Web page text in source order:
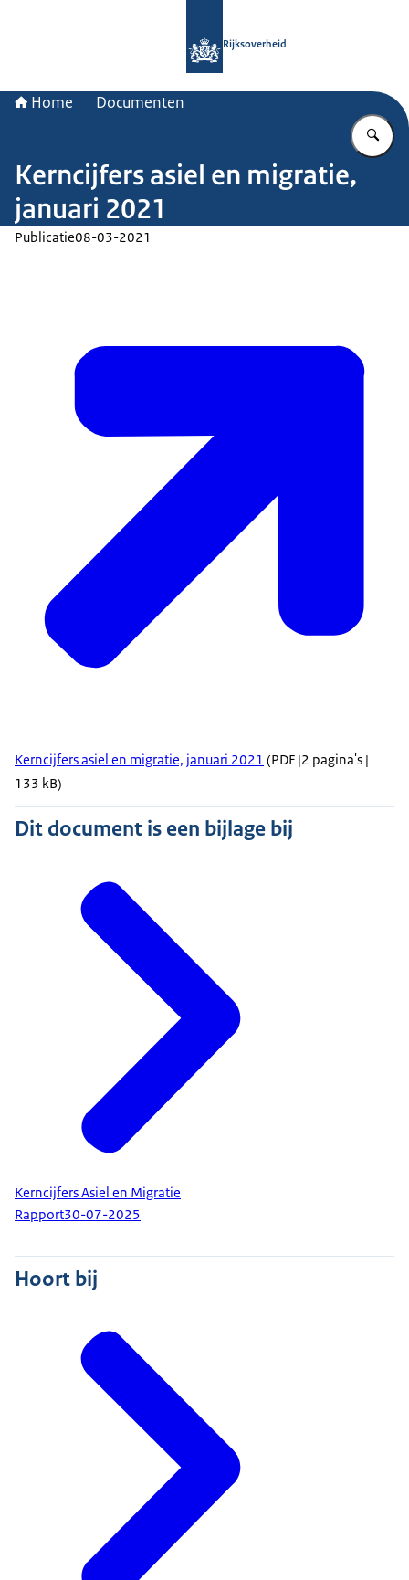
Rijksoverheid
Home Documenten
Kerncijfers asiel en migratie,
januari 2021
Publicatie08-03-2021
Kerncijfers asiel en migratie, januari 2021 (PDF |2 pagina's |
133 kB)
Dit document is een bijlage bij
Kerncijfers Asiel en Migratie
Rapport30-07-2025
Hoort bij